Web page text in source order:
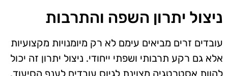
ניצול יתרון השפה והתרבות
עובדים זרים מביאים עימם לא רק מיומנויות מקצועיות
אלא גם רקע תרבותי ושפתי ייחודי. ניצול יתרון זה יכול